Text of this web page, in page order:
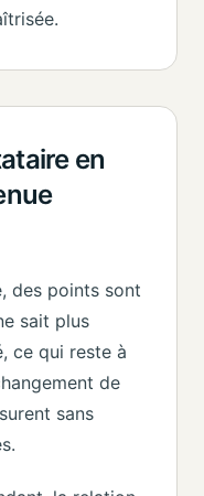
en
des points sont
sait plus
ce qui reste à
de
sans